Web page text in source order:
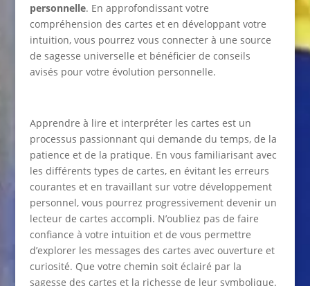
personnelle. En approfondissant votre
compréhension des cartes et en développant votre
intuition, vous pourrez vous connecter à une source
de sagesse universelle et bénéficier de conseils
avisés pour votre évolution personnelle.
Apprendre à lire et interpréter les cartes est un
processus passionnant qui demande du temps, de la
patience et de la pratique. En vous familiarisant avec
les différents types de cartes, en évitant les erreurs
courantes et en travaillant sur votre développement
personnel, vous pourrez progressivement devenir un
lecteur de cartes accompli. N’oubliez pas de faire
confiance à votre intuition et de vous permettre
d’explorer les messages des cartes avec ouverture et
curiosité. Que votre chemin soit éclairé par la
sagesse des cartes et la richesse de leur symbolique.